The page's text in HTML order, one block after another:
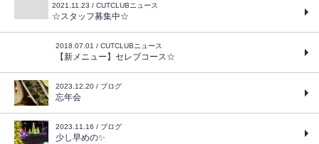
2021.11.23 / CUTCLUBニュース
☆スタッフ募集中☆
2018.07.01 / CUTCLUBニュース
【新メニュー】セレブコース☆
2023.12.20 / ブログ
忘年会
2023.11.16 / ブログ
少し早めの✨